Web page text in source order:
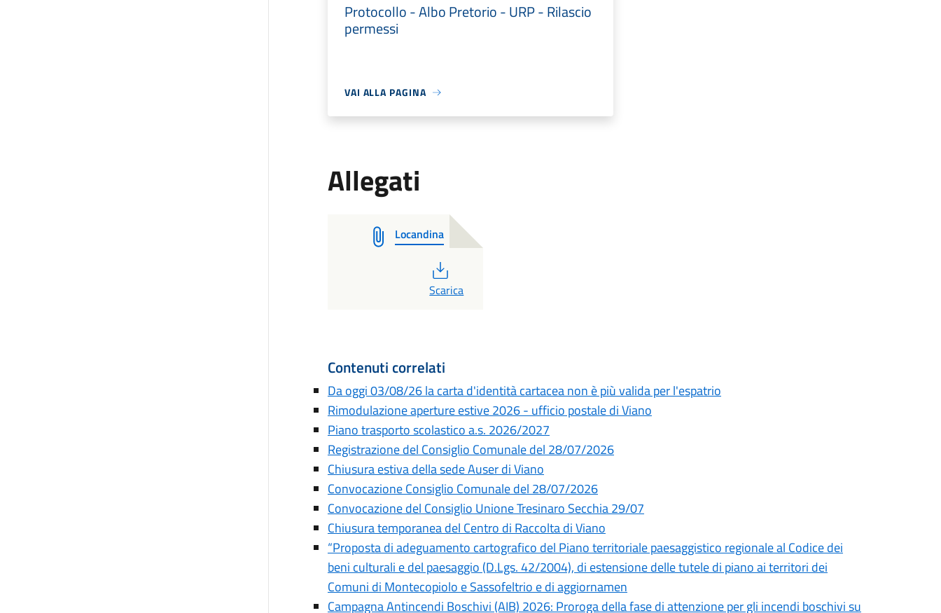
Protocollo - Albo Pretorio - URP - Rilascio
permessi
VAI ALLA PAGINA
Allegati
Locandina
PDF
Scarica
Contenuti correlati
Da oggi 03/08/26 la carta d'identità cartacea non è più valida per l'espatrio
Rimodulazione aperture estive 2026 - ufficio postale di Viano
Piano trasporto scolastico a.s. 2026/2027
Registrazione del Consiglio Comunale del 28/07/2026
Chiusura estiva della sede Auser di Viano
Convocazione Consiglio Comunale del 28/07/2026
Convocazione del Consiglio Unione Tresinaro Secchia 29/07
Chiusura temporanea del Centro di Raccolta di Viano
“Proposta di adeguamento cartografico del Piano territoriale paesaggistico regionale al Codice dei
beni culturali e del paesaggio (D.Lgs. 42/2004), di estensione delle tutele di piano ai territori dei
Comuni di Montecopiolo e Sassofeltrio e di aggiornamen
Campagna Antincendi Boschivi (AIB) 2026: Proroga della fase di attenzione per gli incendi boschivi su